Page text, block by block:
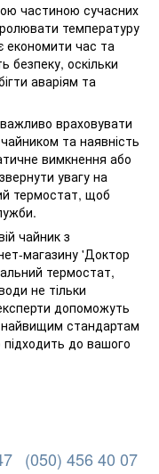
частиною сучасних
температуру
економити час та
безпеку, оскільки
аваріям та
враховувати
та наявність
вимкнення або
увагу на
термостат, щоб
чайник з
магазину 'Доктор
термостат,
не тільки
допоможуть
найвищим стандартам
підходить до вашого
(050) 456 40 07